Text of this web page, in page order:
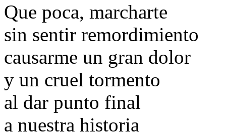
Que poca, marcharte
sin sentir remordimiento
causarme un gran dolor
y un cruel tormento
al dar punto final
a nuestra historia